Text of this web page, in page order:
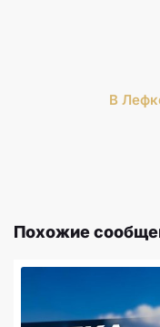
В
Похожие